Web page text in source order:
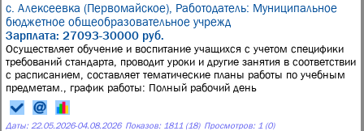
с. Алексеевка (Первомайское), Работодатель: Муниципальное
бюджетное общеобразовательное учрежд
Зарплата: 27093-30000 руб.
Осуществляет обучение и воспитание учащихся с учетом специфики
требований стандарта, проводит уроки и другие занятия в соответствии
с расписанием, составляет тематические планы работы по учебным
предметам., график работы: Полный рабочий день
Даты: 22.05.2026-04.08.2026 Показов: 1811 (18) Просмотров: 1 (0)